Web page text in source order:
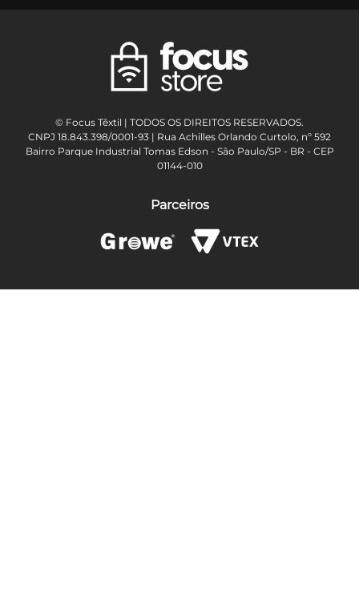
© Focus Têxtil | TODOS OS DIREITOS RESERVADOS.
CNPJ 18.843.398/0001-93 | Rua Achilles Orlando Curtolo, nº 592
Bairro Parque Industrial Tomas Edson - São Paulo/SP - BR - CEP
01144-010
Parceiros